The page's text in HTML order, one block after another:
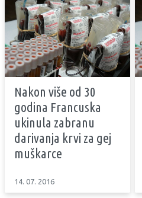
Nakon više od 30
godina Francuska
ukinula zabranu
darivanja krvi za gej
muškarce
14. 07. 2016